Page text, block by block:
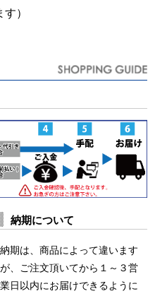
）
納期について
納期は、商品によって違います
が、ご注文頂いてから１～３営
業日以内にお届けできるように